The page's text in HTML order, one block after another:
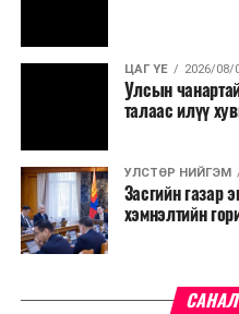
ЦАГ ҮЕ 2026/08/
Улсын
талаас илүү
УЛСТӨР НИЙГЭМ
Засгийн газар
хэмнэлтийн